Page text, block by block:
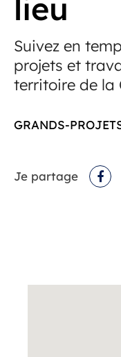
lieu
Suivez en
projets et
territoire de la
GRANDS-
Je partage